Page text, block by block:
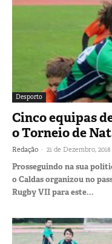
Desporto
Cinco equipas
o Torneio de
Redação - 21 de Dezembro, 2018
Prosseguindo na sua
o Caldas organizou no
Rugby VII para este...